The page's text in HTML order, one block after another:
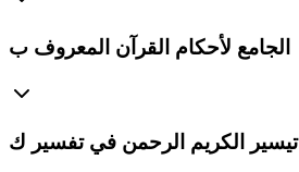
الجامع لأحكام القرآن المعروف ب
تيسير الكريم الرحمن في تفسير ك